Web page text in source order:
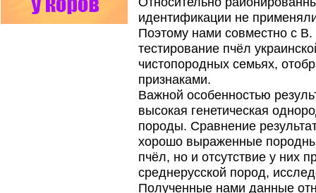
обеспечивают самые
высокие показатели
идентификации не
Поэтому нами совместно с
тестирование пчёл
чистопородных семьях,
признаками.
Важной особенностью
высокая генетическая
породы. Сравнение
хорошо выраженные
пчёл, но и отсутствие у них
среднерусской пород,
Полученные нами данные